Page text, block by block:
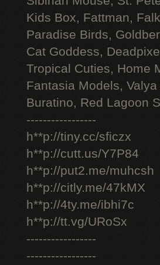
Kids Box, Fattman,
Paradise Birds,
Cat Goddess,
Tropical Cuties, Home
Fantasia Models,
Buratino, Red Lagoon
-----------------
h**p://tiny.cc/sficzx
h**p://cutt.us/Y7P84
h**p://put2.me/muhcsh
h**p://citly.me/47kMX
h**p://4ty.me/ibhi7c
h**p://tt.vg/URoSx
-----------------
-----------------